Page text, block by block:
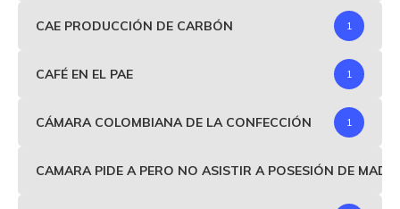
CAE PRODUCCIÓN DE CARBÓN 1
CAFÉ EN EL PAE 1
CÁMARA COLOMBIANA DE LA CONFECCIÓN 1
CAMARA PIDE A PERO NO ASISTIR A POSESIÓN DE